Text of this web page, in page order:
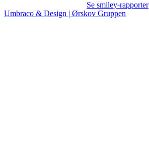
Se smiley-rapporter
Umbraco & Design | Ørskov Gruppen